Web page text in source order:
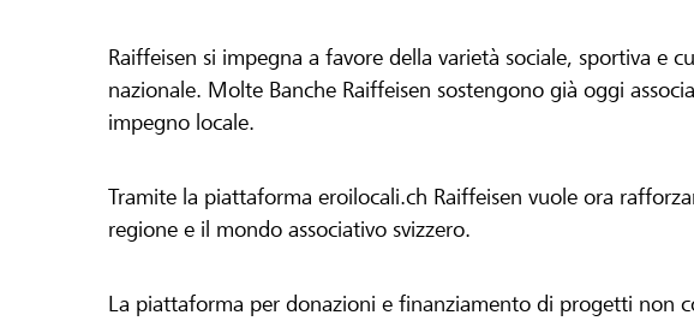
Raiffeisen si impegna a favore della varietà sociale, sportiva e
nazionale. Molte Banche Raiffeisen sostengono già oggi
impegno locale.
Tramite la piattaforma eroilocali.ch Raiffeisen vuole ora
regione e il mondo associativo svizzero.
La piattaforma per donazioni e finanziamento di progetti non